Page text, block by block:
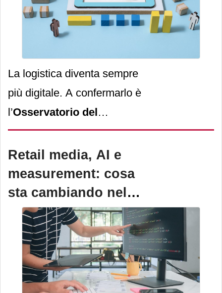
ufficio come una sala
riunioni, un evento
aziendale come una pausa
caffè tra colleghi.
La logistica diventa sempre
più digitale. A confermarlo è
l’Osservatorio del
Politecnico di Milano,
secondo il quale “un terzo
delle aziende italiane ha
progetti di AI nella
logistica”, a fronte di una
crescita sia delle soluzioni
green sia di quelle
effettivamente correlate
all’intelligenza artificiale
Retail media, AI e
measurement: cosa
sta cambiando nel
2026